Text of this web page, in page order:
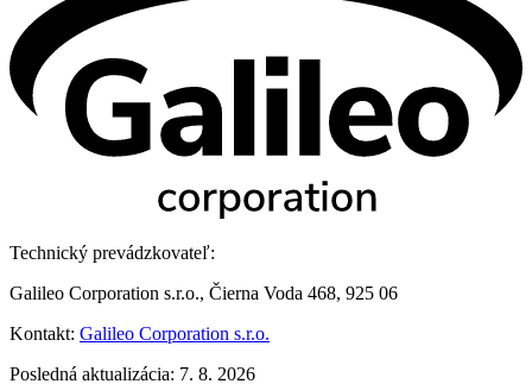
Technický prevádzkovateľ:
Galileo Corporation s.r.o., Čierna Voda 468, 925 06
Kontakt: Galileo Corporation s.r.o.
Posledná aktualizácia: 7. 8. 2026